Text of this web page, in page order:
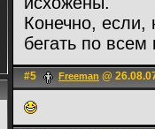
Конечно, если,
бегать по
#5 Freeman @